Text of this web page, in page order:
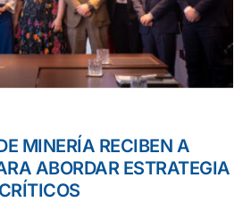
MINERÍA RECIBEN A
ABORDAR ESTRATEGIA